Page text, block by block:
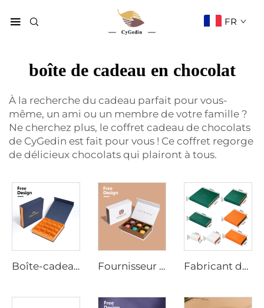
FR
boîte de cadeau en chocolat
À la recherche du cadeau parfait pour vous-
même, un ami ou un membre de votre famille ?
Ne cherchez plus, le coffret cadeau de chocolats
de CyGedin est fait pour vous ! Ce coffret regorge
de délicieux chocolats qui plairont à tous.
Boîte-cadeau en chocolat avec fermeture magnétique, emballage de luxe personnalisé pour les chocolats, kraft/papier avec impression de logo en hot foil Fournisseur de boîtes à chocolat de luxe à aimant - Conception recyclable et personnalisée pour le détail, les cadeaux d'entreprise et l'image de marque Fabricant de Boîtes à Chocolat, Boîte-Cadeau d'Emballage de Chocolat en Plusieurs Tailles avec Fermeture Magnétique en Carton pour Emballage Alimentaire